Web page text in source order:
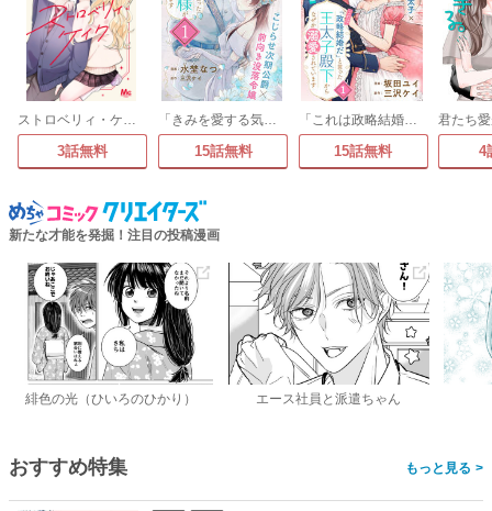
ストロベリィ・ケイク 別マ連載版
3話無料
「きみを愛する気はない」と言った次期公爵様がなぜか溺愛してきます(単話版)
15話無料
「これは政略結婚だ」と言った王太子殿下からなぜか溺愛されています(単話版)
15話無料 4
新たな才能を発掘！注目の投稿漫画
緋色の光（ひいろのひかり） エース社員と派遣ちゃん
おすすめ特集 >